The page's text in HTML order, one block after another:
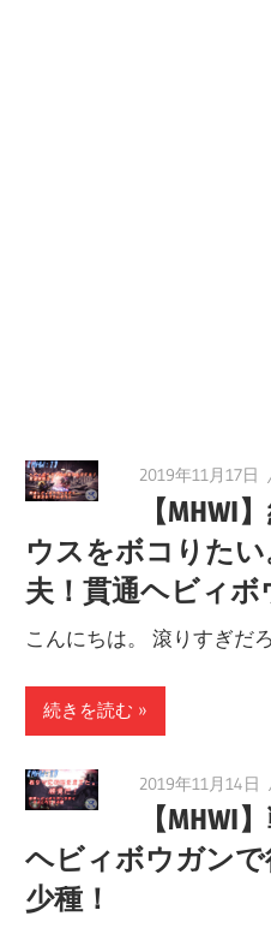
2019年11月17日
【MHWI
ウスをボコりた
夫！貫通ヘビィボ
こんにちは。 滾りすぎだ
続きを読む
2019年11月14日
【MHWI
ヘビィボウガン
少種！